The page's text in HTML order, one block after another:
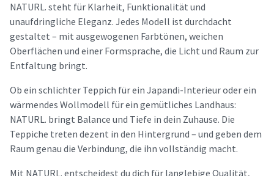
NATURL. steht für Klarheit, Funktionalität und
unaufdringliche Eleganz. Jedes Modell ist durchdacht
gestaltet – mit ausgewogenen Farbtönen, weichen
Oberflächen und einer Formsprache, die Licht und Raum zur
Entfaltung bringt.
Ob ein schlichter Teppich für ein Japandi-Interieur oder ein
wärmendes Wollmodell für ein gemütliches Landhaus:
NATURL. bringt Balance und Tiefe in dein Zuhause. Die
Teppiche treten dezent in den Hintergrund – und geben dem
Raum genau die Verbindung, die ihn vollständig macht.
Mit NATURL. entscheidest du dich für langlebige Qualität,